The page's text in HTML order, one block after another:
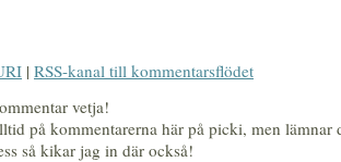
| RSS-kanal till kommentarsflödet
vetja!
på kommentarerna här på picki, men lämnar
så kikar jag in där också!